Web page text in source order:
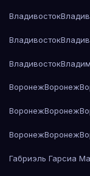
Владивосток
Владивосток
Владивосток
ВоронежВоронеж
ВоронежВоронеж
ВоронежВоронеж
Габриэль Гарсиа